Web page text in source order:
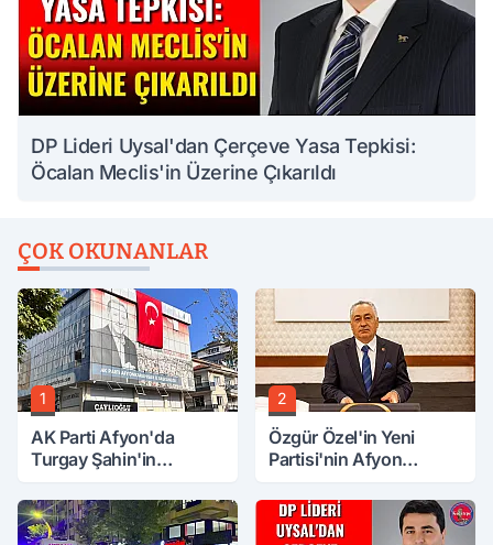
DP Lideri Uysal'dan Çerçeve Yasa Tepkisi:
Öcalan Meclis'in Üzerine Çıkarıldı
ÇOK OKUNANLAR
1
AK Parti Afyon'da
Turgay Şahin'in
2
Özgür Özel'in Yeni
Partisi'nin Afyon